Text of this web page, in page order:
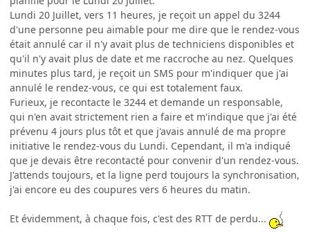
Lundi 20 Juillet, vers 11 heures, je reçoit un appel du 3244
d'une personne peu aimable pour me dire que le rendez-vous
était annulé car il n'y avait plus de techniciens disponibles et
qu'il n'y avait plus de date et me raccroche au nez. Quelques
minutes plus tard, je reçoit un SMS pour m'indiquer que j'ai
annulé le rendez-vous, ce qui est totalement faux.
Furieux, je recontacte le 3244 et demande un responsable,
qui n'en avait strictement rien a faire et m'indique que j'ai été
prévenu 4 jours plus tôt et que j'avais annulé de ma propre
initiative le rendez-vous du Lundi. Cependant, il m'a indiqué
que je devais être recontacté pour convenir d'un rendez-vous.
J'attends toujours, et la ligne perd toujours la synchronisation,
j'ai encore eu des coupures vers 6 heures du matin.
Et évidemment, à chaque fois, c'est des RTT de perdu...